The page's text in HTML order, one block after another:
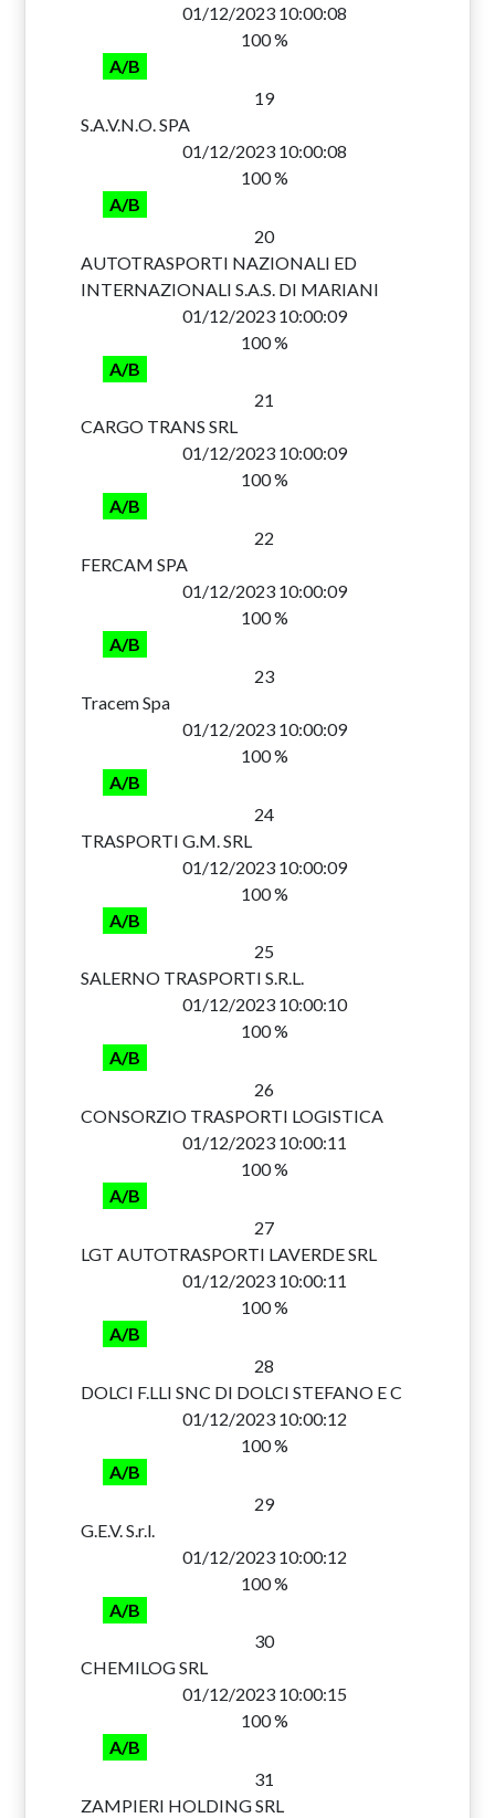
01/12/2023 10:00:08
100 %
A/B
19
S.A.V.N.O. SPA
01/12/2023 10:00:08
100 %
A/B
20
AUTOTRASPORTI NAZIONALI ED
INTERNAZIONALI S.A.S. DI MARIANI
01/12/2023 10:00:09
100 %
A/B
21
CARGO TRANS SRL
01/12/2023 10:00:09
100 %
A/B
22
FERCAM SPA
01/12/2023 10:00:09
100 %
A/B
23
Tracem Spa
01/12/2023 10:00:09
100 %
A/B
24
TRASPORTI G.M. SRL
01/12/2023 10:00:09
100 %
A/B
25
SALERNO TRASPORTI S.R.L.
01/12/2023 10:00:10
100 %
A/B
26
CONSORZIO TRASPORTI LOGISTICA
01/12/2023 10:00:11
100 %
A/B
27
LGT AUTOTRASPORTI LAVERDE SRL
01/12/2023 10:00:11
100 %
A/B
28
DOLCI F.LLI SNC DI DOLCI STEFANO E C
01/12/2023 10:00:12
100 %
A/B
29
G.E.V. S.r.l.
01/12/2023 10:00:12
100 %
A/B
30
CHEMILOG SRL
01/12/2023 10:00:15
100 %
A/B
31
ZAMPIERI HOLDING SRL